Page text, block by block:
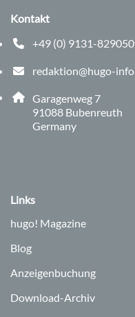
Kontakt
+49 (0) 9131-829050
Telefonnummer: 0 9 1 3 1 8
redaktion@hugo-
E-Mail Adresse:
Adresse:
Garagenweg 7
91088 , 9 1 0 8 8
Bubenreuth
Germany
Links
hugo! Magazine
Blog
Anzeigenbuchung
Download-Archiv